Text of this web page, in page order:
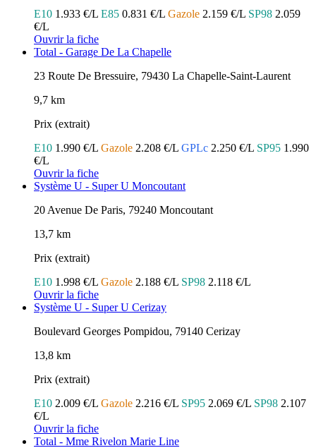
E10 1.933 €/L E85 0.831 €/L Gazole 2.159 €/L SP98 2.059
€/L
Ouvrir la fiche
Total - Garage De La Chapelle
23 Route De Bressuire, 79430 La Chapelle-Saint-Laurent
9,7 km
Prix (extrait)
E10 1.990 €/L Gazole 2.208 €/L GPLc 2.250 €/L SP95 1.990
€/L
Ouvrir la fiche
Système U - Super U Moncoutant
20 Avenue De Paris, 79240 Moncoutant
13,7 km
Prix (extrait)
E10 1.998 €/L Gazole 2.188 €/L SP98 2.118 €/L
Ouvrir la fiche
Système U - Super U Cerizay
Boulevard Georges Pompidou, 79140 Cerizay
13,8 km
Prix (extrait)
E10 2.009 €/L Gazole 2.216 €/L SP95 2.069 €/L SP98 2.107
€/L
Ouvrir la fiche
Total - Mme Rivelon Marie Line